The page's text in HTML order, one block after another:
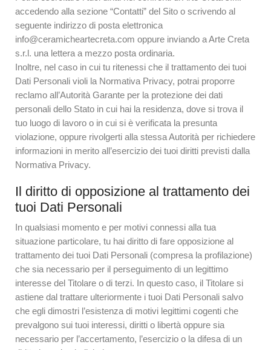
accedendo alla sezione “Contatti” del Sito o scrivendo al
seguente indirizzo di posta elettronica
info@ceramicheartecreta.com oppure inviando a Arte Creta
s.r.l. una lettera a mezzo posta ordinaria.
Inoltre, nel caso in cui tu ritenessi che il trattamento dei tuoi
Dati Personali violi la Normativa Privacy, potrai proporre
reclamo all’Autorità Garante per la protezione dei dati
personali dello Stato in cui hai la residenza, dove si trova il
tuo luogo di lavoro o in cui si è verificata la presunta
violazione, oppure rivolgerti alla stessa Autorità per richiedere
informazioni in merito all’esercizio dei tuoi diritti previsti dalla
Normativa Privacy.
Il diritto di opposizione al trattamento dei
tuoi Dati Personali
In qualsiasi momento e per motivi connessi alla tua
situazione particolare, tu hai diritto di fare opposizione al
trattamento dei tuoi Dati Personali (compresa la profilazione)
che sia necessario per il perseguimento di un legittimo
interesse del Titolare o di terzi. In questo caso, il Titolare si
astiene dal trattare ulteriormente i tuoi Dati Personali salvo
che egli dimostri l’esistenza di motivi legittimi cogenti che
prevalgono sui tuoi interessi, diritti o libertà oppure sia
necessario per l’accertamento, l’esercizio o la difesa di un